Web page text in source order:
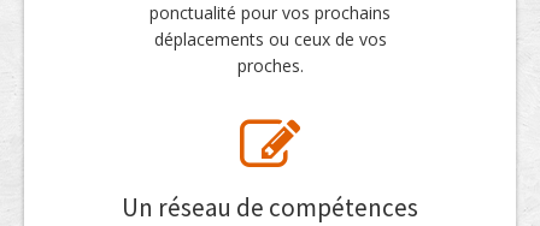
ponctualité pour vos prochains
déplacements ou ceux de vos
proches.
Un réseau de compétences